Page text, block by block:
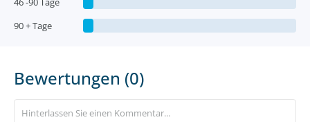
90 + Tage
Bewertungen (0)